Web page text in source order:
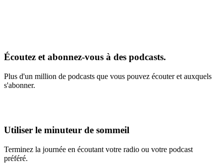
Écoutez et abonnez-vous à des podcasts.
Plus d'un million de podcasts que vous pouvez écouter et auxquels
s'abonner.
Utiliser le minuteur de sommeil
Terminez la journée en écoutant votre radio ou votre podcast
préféré.